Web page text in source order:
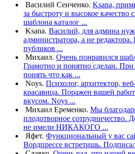
Василий Сенченко. Ksana,
за быстроту и высокое качество
шаблона каталог ...
Ksana. Василий, для админа
администратора, а не
публиков ...
Михаил. Очень понравился
Грамотно и понятно сделан. При
понять что как ...
Noys. Психолог, архитектор,
красавица. Поражен вашей
вкусом. Noys ...
Михаил Еременко. Мы
плодотворное сотрудничество.
не имели НИКАКОГО ...
Яфет. Функциональный у вас
Вордпрессе встретишь.